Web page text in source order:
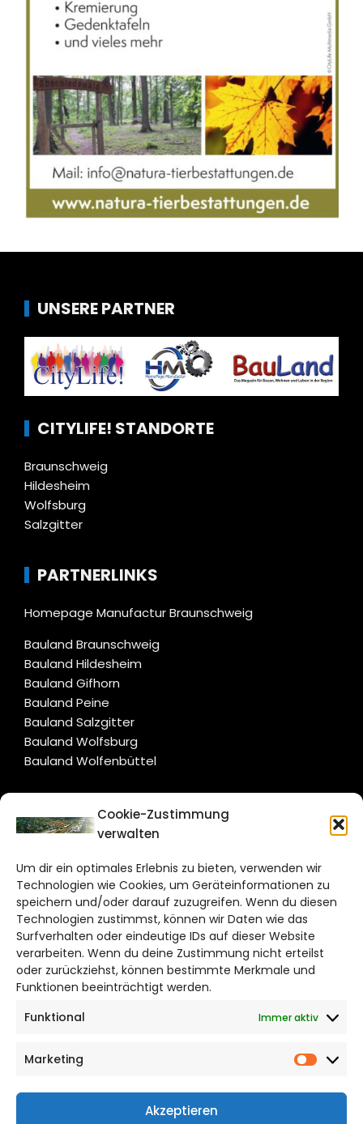
Cookie-Zustimmung
verwalten
Um dir ein optimales Erlebnis zu bieten, verwenden wir
Technologien wie Cookies, um Geräteinformationen zu
speichern und/oder darauf zuzugreifen. Wenn du diesen
Technologien zustimmst, können wir Daten wie das
Surfverhalten oder eindeutige IDs auf dieser Website
verarbeiten. Wenn du deine Zustimmung nicht erteilst
oder zurückziehst, können bestimmte Merkmale und
Funktionen beeinträchtigt werden.
Funktional
Immer aktiv
Marketing
Akzeptieren
UNSERE PARTNER
CITYLIFE! STANDORTE
Braunschweig
Hildesheim
Wolfsburg
Salzgitter
PARTNERLINKS
Homepage Manufactur Braunschweig
Bauland Braunschweig
Bauland Hildesheim
Bauland Gifhorn
Bauland Peine
Bauland Salzgitter
Bauland Wolfsburg
Bauland Wolfenbüttel
CITYLIFE!
Bruchtorwall 12
38100 Braunschweig
Telefon: 0531 387220 – 65
DAS STADTMAGAZIN FÜR
WOLFSBURG
Impressum
Cookie Richtlinie
CITYLIFE! BEI FACEBOOK